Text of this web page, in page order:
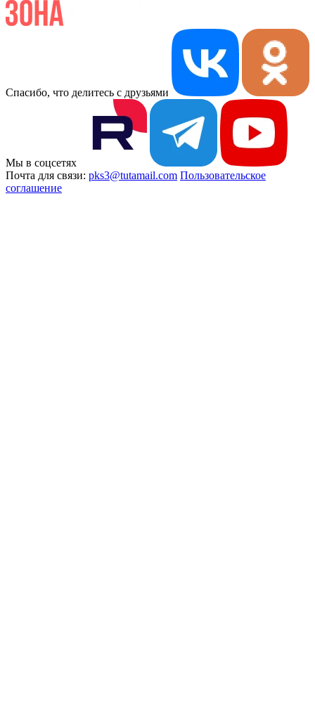
Спасибо, что делитесь с друзьями
Мы в соцсетях
Почта для связи: pks3@tutamail.com Пользовательское
соглашение